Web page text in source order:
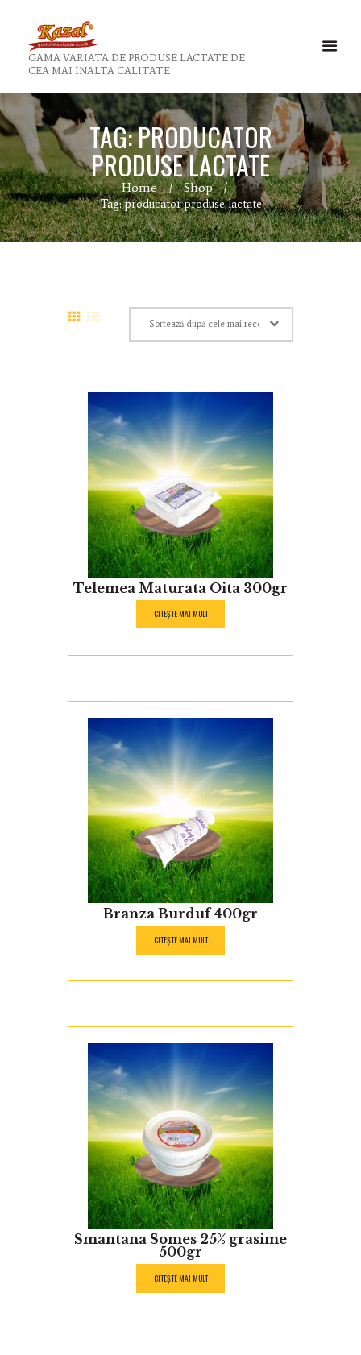
GAMA VARIATA DE PRODUSE LACTATE DE
CEA MAI INALTA CALITATE
TAG: PRODUCATOR
PRODUSE LACTATE
Home Shop
Tag: producator produse lactate
Telemea Maturata Oita 300gr
CITEȘTE MAI MULT
Branza Burduf 400gr
CITEȘTE MAI MULT
Smantana Somes 25% grasime
500gr
CITEȘTE MAI MULT